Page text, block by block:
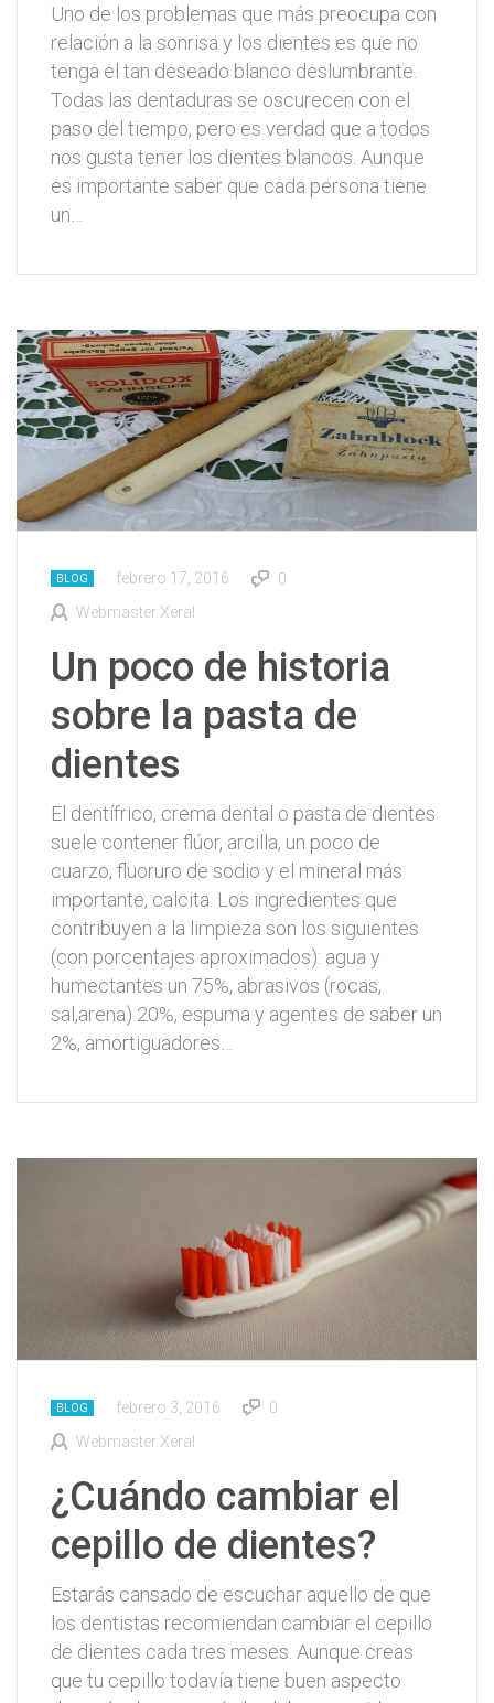
Uno de los problemas que más preocupa con
relación a la sonrisa y los dientes es que no
tenga el tan deseado blanco deslumbrante.
Todas las dentaduras se oscurecen con el
paso del tiempo, pero es verdad que a todos
nos gusta tener los dientes blancos. Aunque
es importante saber que cada persona tiene
un…
BLOG febrero 17, 2016
0
Webmaster Xeral
Un poco de historia
sobre la pasta de
dientes
El dentífrico, crema dental o pasta de dientes
suele contener flúor, arcilla, un poco de
cuarzo, fluoruro de sodio y el mineral más
importante, calcita. Los ingredientes que
contribuyen a la limpieza son los siguientes
(con porcentajes aproximados): agua y
humectantes un 75%, abrasivos (rocas,
sal,arena) 20%, espuma y agentes de saber un
2%, amortiguadores…
BLOG febrero 3, 2016
0
Webmaster Xeral
¿Cuándo cambiar el
cepillo de dientes?
Estarás cansado de escuchar aquello de que
los dentistas recomiendan cambiar el cepillo
de dientes cada tres meses. Aunque creas
que tu cepillo todavía tiene buen aspecto